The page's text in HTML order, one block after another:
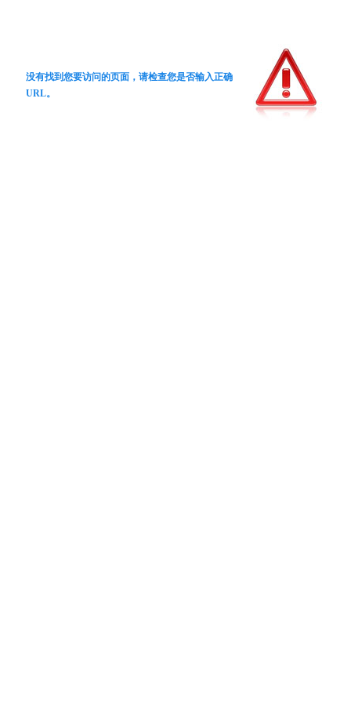
没有找到您要访问的页面，请检查您是否输入正确
URL。